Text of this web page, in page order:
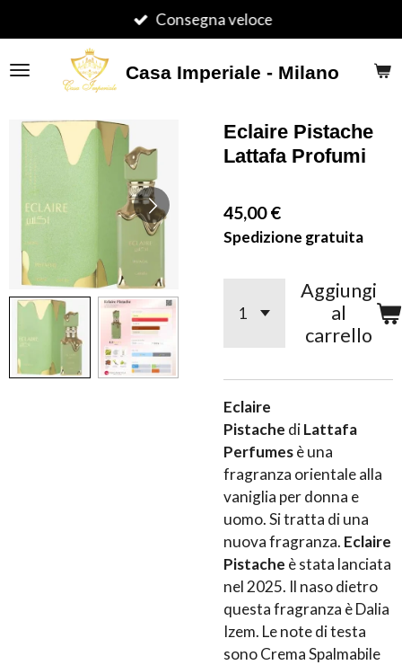
al
contenuto
principale
Casa Imperiale - Milano
Consegna veloce
Eclaire Pistache
Lattafa Profumi
45,00 €
Spedizione gratuita
Aggiungi
al
carrello
Eclaire
Pistache diLattafa
Perfumesè una
fragranza orientale alla
vaniglia per donna e
uomo. Si tratta di una
nuova fragranza. Eclaire
Pistache è stata lanciata
nel 2025. Il naso dietro
questa fragranza è Dalia
Izem. Le note di testa
sono Crema Spalmabile